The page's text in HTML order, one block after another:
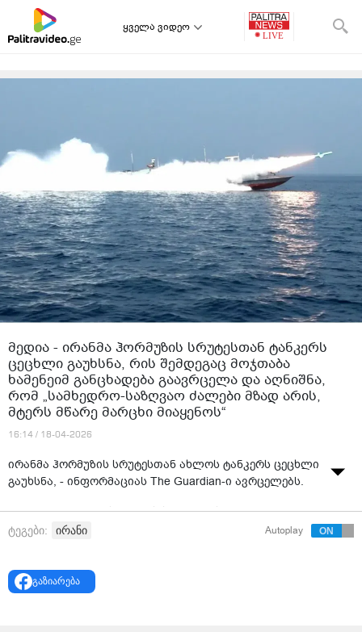
ყველა ვიდეო
მედია - ირანმა ჰორმუზის სრუტესთან ტანკერს
ცეცხლი გაუხსნა, რის შემდეგაც მოჯთაბა
ხამენეიმ განცხადება გაავრცელა და აღნიშნა,
რომ „სამხედრო-საზღვაო ძალები მზად არის,
მტერს მწარე მარცხი მიაყენოს“
16:14 / 18-04-2026
ირანმა ჰორმუზის სრუტესთან ახლოს ტანკერს ცეცხლი
გაუხსნა, - ინფორმაციას The Guardian-ი ავრცელებს.
„გაერთიანებული სამეფოს საზღვაო სავაჭრო
ოპერაციების“ სააგენტოს (UKMTO) ცნობით, ტანკერს
მახლობლად გაუხსნა.
ტეგები: ირანი Autoplay
გაზიარება